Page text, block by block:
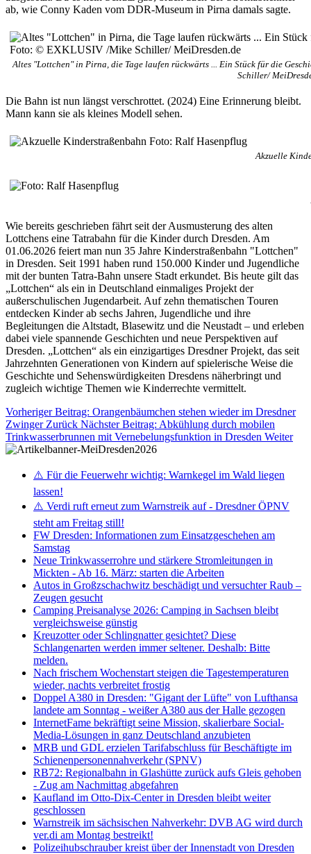
ab, wie Conny Kaden vom DDR-Museum in Pirna damals sagte.
Altes "Lottchen" in Pirna, die Tage laufen rückwärts ... Ein Stück für die
Schiller/
Die Bahn ist nun längst verschrottet. (2024) Eine Erinnerung bleibt.
Mann kann sie als kleines Modell sehen.
Akzuelle
Wie bereits geschrieben fährt seit der Ausmusterung des alten
Lottchens eine Tatrabahn für die Kinder durch Dresden. Am
01.06.2026 feiert man nun 35 Jahre Kinderstraßenbahn "Lottchen"
in Dresden. Seit 1991 haben rund 150.000 Kinder und Jugendliche
mit der bunten Tatra-Bahn unsere Stadt erkundet. Bis heute gilt das
„Lottchen“ als ein in Deutschland einmaliges Projekt der
außerschulischen Jugendarbeit. Auf zehn thematischen Touren
entdecken Kinder ab sechs Jahren, Jugendliche und ihre
Begleitungen die Altstadt, Blasewitz und die Neustadt – und erleben
dabei viele spannende Geschichten und neue Perspektiven auf
Dresden. „Lottchen“ als ein einzigartiges Dresdner Projekt, das seit
Jahrzehnten Generationen von Kindern auf spielerische Weise die
Geschichte und Sehenswürdigkeiten Dresdens näherbringt und
zugleich wichtige Themen wie Kinderrechte vermittelt.
Vorheriger Beitrag: Orangenbäumchen stehen wieder im Dresdner
Zwinger Zurück Nächster Beitrag: Abkühlung durch mobilen
Trinkwasserbrunnen mit Vernebelungsfunktion in Dresden Weiter
⚠️ Für die Feuerwehr wichtig: Warnkegel im Wald liegen
lassen!
⚠️ Verdi ruft erneut zum Warnstreik auf - Dresdner ÖPNV
steht am Freitag still!
FW Dresden: Informationen zum Einsatzgeschehen am
Samstag
Neue Trinkwasserrohre und stärkere Stromleitungen in
Mickten - Ab 16. März: starten die Arbeiten
Autos in Großzschachwitz beschädigt und versuchter Raub –
Zeugen gesucht
Camping Preisanalyse 2026: Camping in Sachsen bleibt
vergleichsweise günstig
Kreuzotter oder Schlingnatter gesichtet? Diese
Schlangenarten werden immer seltener. Deshalb: Bitte
melden.
Nach frischem Wochenstart steigen die Tagestemperaturen
wieder, nachts verbreitet frostig
Doppel A380 in Dresden: "Gigant der Lüfte" von Lufthansa
landete am Sonntag - weißer A380 aus der Halle gezogen
InternetFame bekräftigt seine Mission, skalierbare Social-
Media-Lösungen in ganz Deutschland anzubieten
MRB und GDL erzielen Tarifabschluss für Beschäftigte im
Schienenpersonennahverkehr (SPNV)
RB72: Regionalbahn in Glashütte zurück aufs Gleis gehoben
- Zug am Nachmittag abgefahren
Kaufland im Otto-Dix-Center in Dresden bleibt weiter
geschlossen
Warnstreik im sächsischen Nahverkehr: DVB AG wird durch
ver.di am Montag bestreikt!
Polizeihubschrauber kreist über der Innenstadt von Dresden